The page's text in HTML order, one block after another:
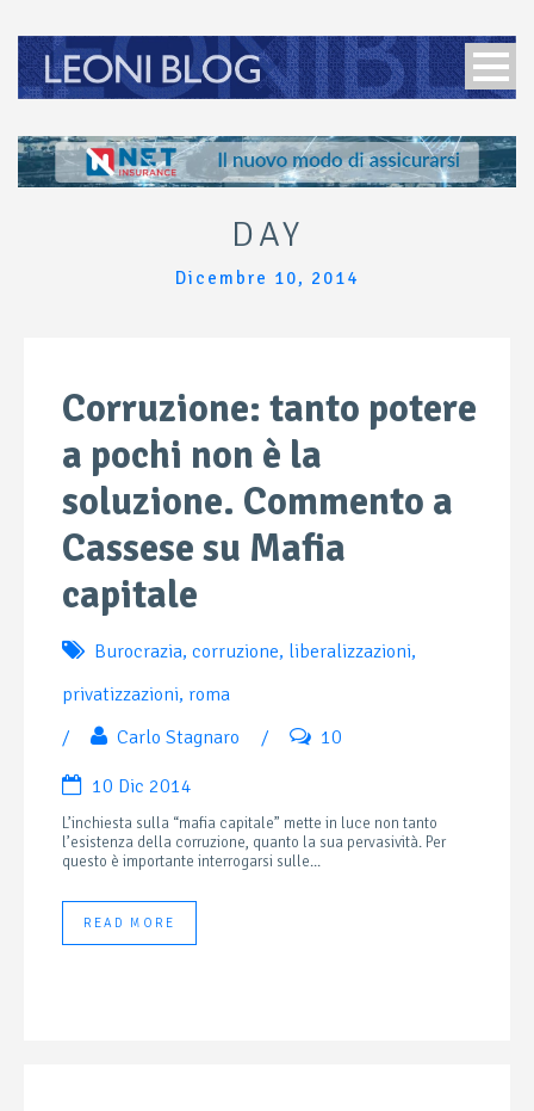
DAY
Dicembre 10, 2014
Corruzione: tanto potere
a pochi non è la
soluzione. Commento a
Cassese su Mafia
capitale
Burocrazia, corruzione, liberalizzazioni,
privatizzazioni, roma
/
Carlo Stagnaro / 10
10 Dic 2014
L’inchiesta sulla “mafia capitale” mette in luce non tanto
l’esistenza della corruzione, quanto la sua pervasività. Per
questo è importante interrogarsi sulle...
READ MORE